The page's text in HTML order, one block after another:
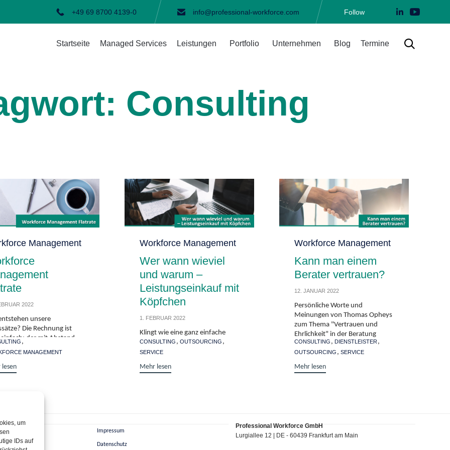
um
IDs auf
+49 69 8700 4139-0 info@professional-workforce.com Follow
Startseite Managed Services Leistungen Portfolio Unternehmen Blog Termine 
Consulting
Management
2022
unsere
Die Rechnung ist
einfach: der mit Abstand
,
MANAGEMENT
Category
Workforce Management
Wer wann wieviel
und warum –
Leistungseinkauf mit
Köpfchen
1. FEBRUAR 2022
Klingt wie eine ganz einfache
Frage: Wie verteilen Sie ihren
Bedarf/Forecast auf mehrere
Tags
CONSULTING , OUTSOURCING ,
SERVICE
Mehr lesen
Category
Workforce Management
Kann man einem
Berater vertrauen?
12. JANUAR 2022
Persönliche Worte und
Meinungen von Thomas Opheys
zum Thema "Vertrauen und
Ehrlichkeit" in der Beratung
Tags
CONSULTING , DIENSTLEISTER,
OUTSOURCING , SERVICE
Mehr lesen
Impressum
Datenschutz
Professional Workforce GmbH
Lurgiallee 12 | DE - 60439 Frankfurt am Main